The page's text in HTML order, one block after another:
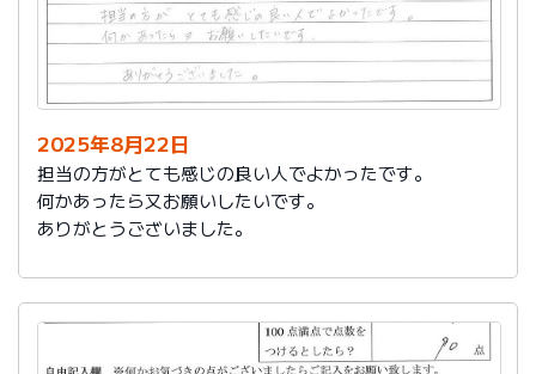
2025年8月22日
担当の方がとても感じの良い人でよかったです。
何かあったら又お願いしたいです。
ありがとうございました。